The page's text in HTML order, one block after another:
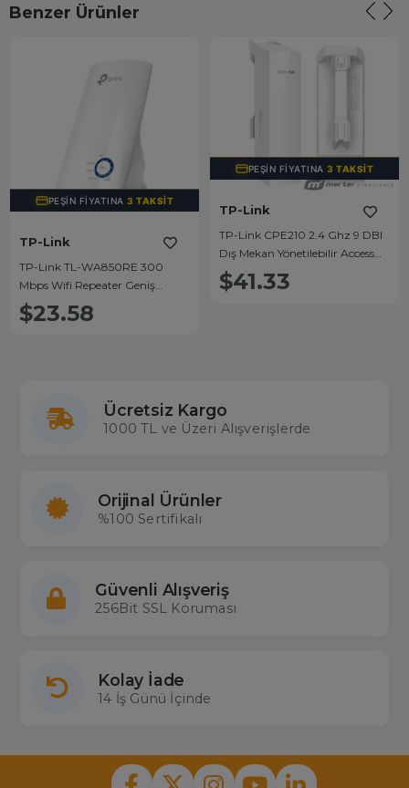
Benzer Ürünler
PEŞIN FIYATINA3 TAKSIT
TP-Link
TP-Link TL-WA850RE 300
Mbps Wifi Repeater Geniş
Menzil
$23.58
PEŞIN FIYATINA3 TAKSIT
TP-Link
TP-Link CPE210 2.4 Ghz 9 DBI
Dış Mekan Yönetilebilir Access
Point
$41.33
Ücretsiz Kargo
1000 TL ve Üzeri Alışverişlerde
Orijinal Ürünler
%100 Sertifikalı
Güvenli Alışveriş
256Bit SSL Koruması
Kolay İade
14 İş Günü İçinde